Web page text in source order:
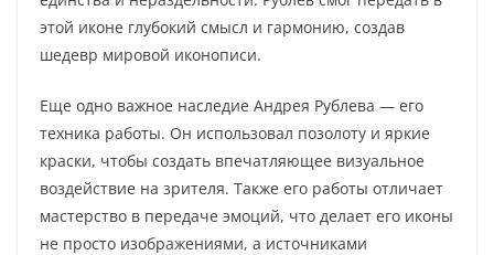
этой иконе глубокий смысл и гармонию, создав
шедевр мировой иконописи.
Еще одно важное наследие Андрея Рублева — его
техника работы. Он использовал позолоту и яркие
краски, чтобы создать впечатляющее визуальное
воздействие на зрителя. Также его работы отличает
мастерство в передаче эмоций, что делает его иконы
не просто изображениями, а источниками